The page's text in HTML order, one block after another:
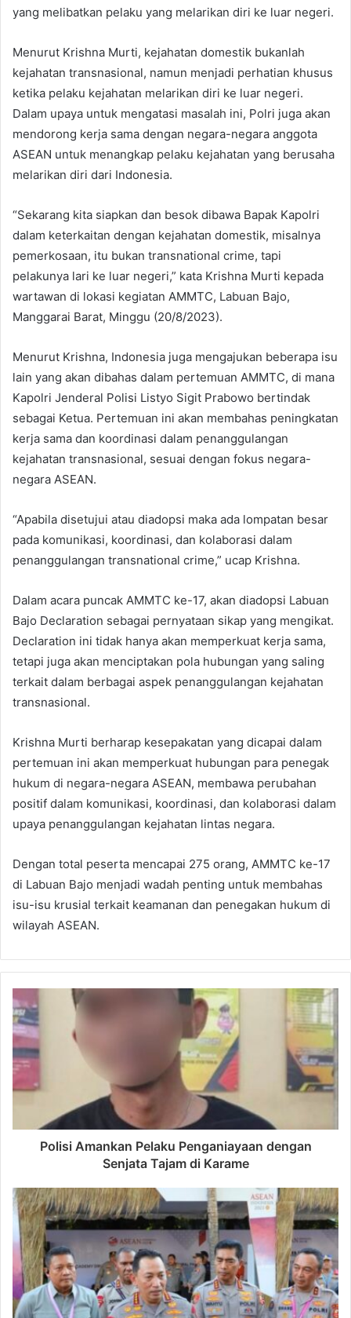
yang melibatkan pelaku yang melarikan diri ke luar negeri.
Menurut Krishna Murti, kejahatan domestik bukanlah
kejahatan transnasional, namun menjadi perhatian khusus
ketika pelaku kejahatan melarikan diri ke luar negeri.
Dalam upaya untuk mengatasi masalah ini, Polri juga akan
mendorong kerja sama dengan negara-negara anggota
ASEAN untuk menangkap pelaku kejahatan yang berusaha
melarikan diri dari Indonesia.
“Sekarang kita siapkan dan besok dibawa Bapak Kapolri
dalam keterkaitan dengan kejahatan domestik, misalnya
pemerkosaan, itu bukan transnational crime, tapi
pelakunya lari ke luar negeri,” kata Krishna Murti kepada
wartawan di lokasi kegiatan AMMTC, Labuan Bajo,
Manggarai Barat, Minggu (20/8/2023).
Menurut Krishna, Indonesia juga mengajukan beberapa isu
lain yang akan dibahas dalam pertemuan AMMTC, di mana
Kapolri Jenderal Polisi Listyo Sigit Prabowo bertindak
sebagai Ketua. Pertemuan ini akan membahas peningkatan
kerja sama dan koordinasi dalam penanggulangan
kejahatan transnasional, sesuai dengan fokus negara-
negara ASEAN.
“Apabila disetujui atau diadopsi maka ada lompatan besar
pada komunikasi, koordinasi, dan kolaborasi dalam
penanggulangan transnational crime,” ucap Krishna.
Dalam acara puncak AMMTC ke-17, akan diadopsi Labuan
Bajo Declaration sebagai pernyataan sikap yang mengikat.
Declaration ini tidak hanya akan memperkuat kerja sama,
tetapi juga akan menciptakan pola hubungan yang saling
terkait dalam berbagai aspek penanggulangan kejahatan
transnasional.
Krishna Murti berharap kesepakatan yang dicapai dalam
pertemuan ini akan memperkuat hubungan para penegak
hukum di negara-negara ASEAN, membawa perubahan
positif dalam komunikasi, koordinasi, dan kolaborasi dalam
upaya penanggulangan kejahatan lintas negara.
Dengan total peserta mencapai 275 orang, AMMTC ke-17
di Labuan Bajo menjadi wadah penting untuk membahas
isu-isu krusial terkait keamanan dan penegakan hukum di
wilayah ASEAN.
Polisi Amankan Pelaku Penganiayaan dengan
Senjata Tajam di Karame